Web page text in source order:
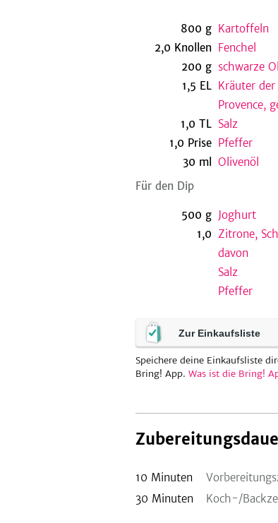
800 g Kartoffeln
2,0 Knollen Fenchel
200 g schwarze
1,5 EL Kräuter der
Provence,
1,0 TL Salz
1,0 Prise Pfeffer
30 ml
Olivenöl
Für den Dip
500 g Joghurt
1,0 Zitrone,
davon
Salz
Pfeffer
Zur Einkaufsliste
Speichere deine Einkaufsliste
Bring! App. Was ist die Bring!
10 Minuten
30 Minuten Koch-/